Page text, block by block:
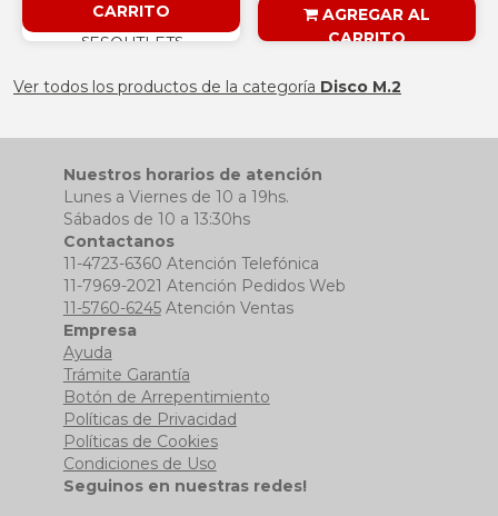
CARRITO
§ESOUTLET§
AGREGAR AL
CARRITO
Ver todos los productos de la categoría Disco M.2
Nuestros horarios de atención
Lunes a Viernes de 10 a 19hs.
Sábados de 10 a 13:30hs
Contactanos
11-4723-6360 Atención Telefónica
11-7969-2021 Atención Pedidos Web
11-5760-6245Atención Ventas
Empresa
Ayuda
Trámite Garantía
Botón de Arrepentimiento
Políticas de Privacidad
Políticas de Cookies
Condiciones de Uso
Seguinos en nuestras redes!